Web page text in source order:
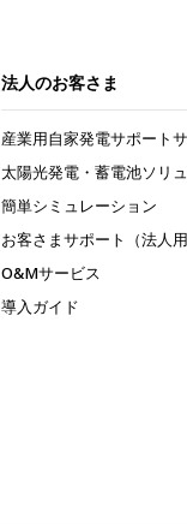
法人のお客さま
産業用自家発電サポート
太陽光発電・蓄電池ソリ
簡単シミュレーション
お客さまサポート（法人用
O&Mサービス
導入ガイド